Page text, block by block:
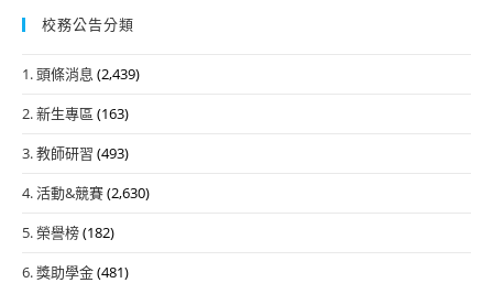
校務公告分類
1. 頭條消息 (2,439)
2. 新生專區 (163)
3. 教師研習 (493)
4. 活動&競賽(2,630)
5. 榮譽榜(182)
6. 獎助學金(481)